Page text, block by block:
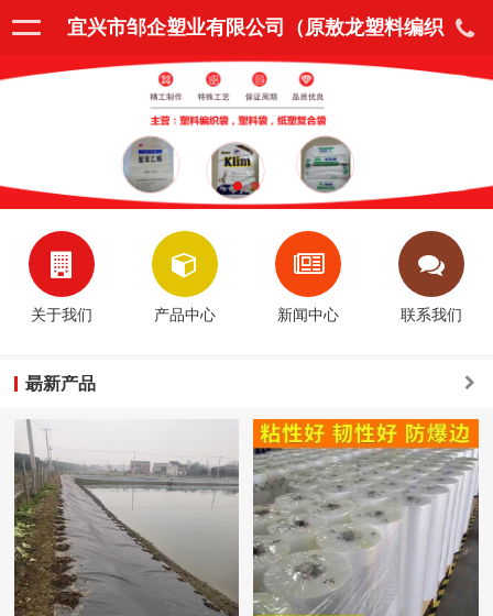
宜兴市邹企塑业有限公司（原敖龙塑料编织
袋厂）
关于我们 产品中心 新闻中心 联系我们
朂新产品